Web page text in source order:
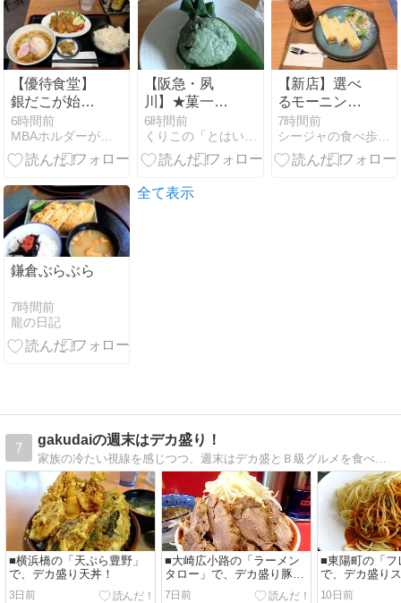
【優待食堂】
銀だこが始め
た中華店でラ
ンチと店舗分
析🍜銀だこ点
トランドHD・
3196）
6時間前
MBAホルダーが保有している株主優待銘柄
【阪急・夙
川】★菓一條
栄久堂吉宗★
麩まんじゅう
6時間前
【新店】選べ
るモーニング
も充実！新鵜
沼駅前にお洒
落なカフェが
7時間前
シージャの食べ歩きブログ〜東海ツゥレポ
鎌倉ぶらぶら
7時間前
龍の日記
全て表示
7
gakudaiの週末はデカ盛り！
家族の冷たい視線を感じつつ、週末はデカ盛とＢ級グルメを食べ歩いています！
■横浜橋の「天ぷら豊野」
で、デカ盛り天丼！
3日前
■大崎広小路の「ラーメン
タロー」で、デカ盛り豚つ
け麺！
7日前
■東陽町の「フ
で、デカ盛り
10日前